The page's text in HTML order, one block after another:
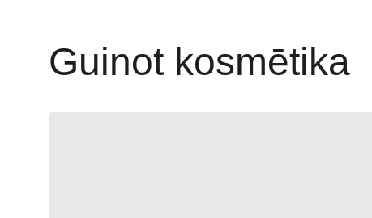
Guinot kosmētika